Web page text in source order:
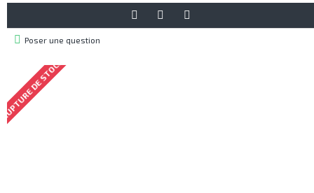
Poser une question
DE STOCK